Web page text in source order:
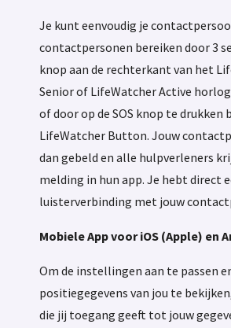
Je kunt eenvoudig je
contactpersonen bereiken door 3
knop aan de rechterkant van het
Senior of LifeWatcher Active
of door op de SOS knop te drukken
LifeWatcher Button. Jouw
dan gebeld en alle hulpverleners
melding in hun app. Je hebt direct
luisterverbinding met jouw
Mobiele App voor iOS (Apple) en
Om de instellingen aan te passen
positiegegevens van jou te
die jij toegang geeft tot jouw